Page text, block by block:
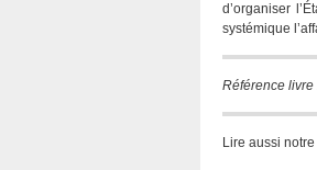
d’organiser
systémique
Référence livre
Lire aussi